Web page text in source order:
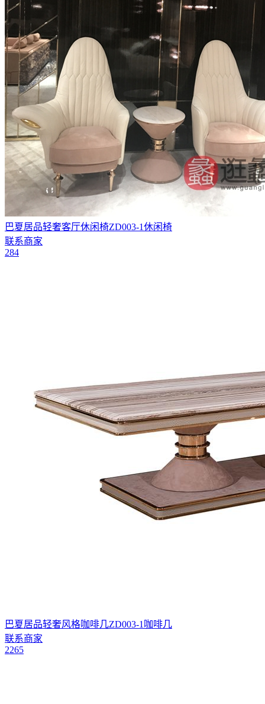
巴夏居品轻奢客厅休闲椅ZD003-1休闲椅
联系商家
284
巴夏居品轻奢风格咖啡几ZD003-1咖啡几
联系商家
2265